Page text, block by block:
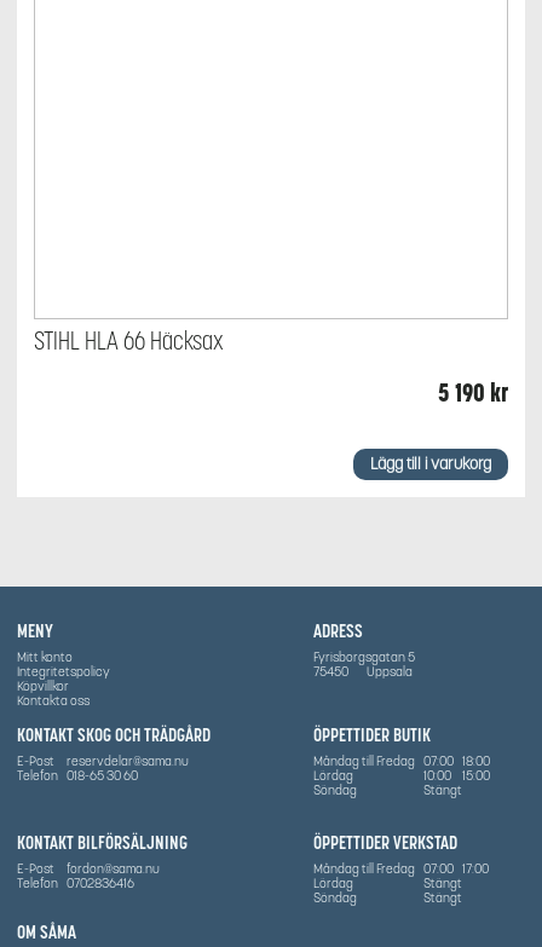
STIHL HLA 66 Häcksax
5 190 kr
Lägg till i varukorg
MENY
Mitt konto
Integritetspolicy
Köpvillkor
Kontakta oss
ÖPPETTIDER BUTIK
Måndag till Fredag 07:00 18:00
Lördag
10:00
15:00
Söndag
Stängt
ÖPPETTIDER VERKSTAD
Måndag till Fredag 07:00 17:00
Lördag
Stängt
Söndag
Stängt
ADRESS
Fyrisborgsgatan 5
75450
Uppsala
KONTAKT SKOG OCH TRÄDGÅRD
E-Post
reservdelar@sama.nu
Telefon 018-65 30 60
KONTAKT BILFÖRSÄLJNING
E-Post
fordon@sama.nu
Telefon 0702836416
OM SÅMA